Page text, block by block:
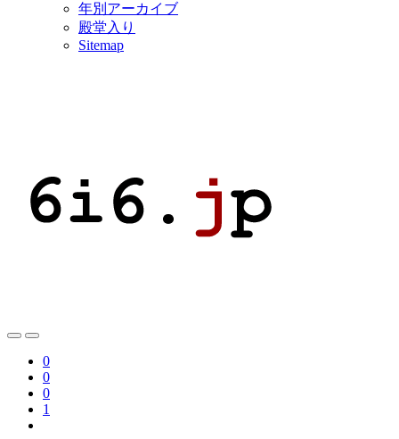
年別アーカイブ
殿堂入り
Sitemap
0
0
0
1